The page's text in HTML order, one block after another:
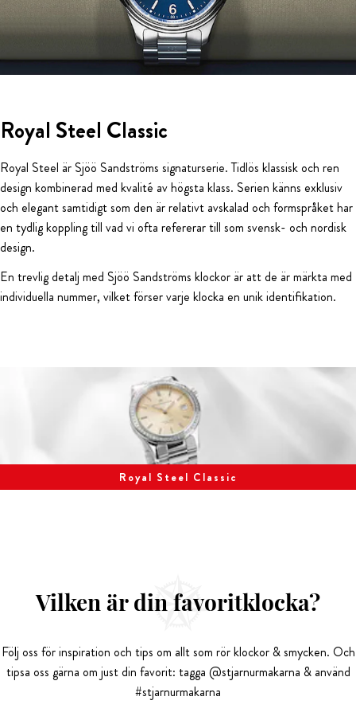
Royal Steel Classic
Royal Steel är Sjöö Sandströms signaturserie. Tidlös klassisk och ren
design kombinerad med kvalité av högsta klass. Serien känns exklusiv
och elegant samtidigt som den är relativt avskalad och formspråket har
en tydlig koppling till vad vi ofta refererar till som svensk- och nordisk
design.
En trevlig detalj med Sjöö Sandströms klockor är att de är märkta med
individuella nummer, vilket förser varje klocka en unik identifikation.
Royal Steel Classic
Vilken är din favoritklocka?
Följ oss för inspiration och tips om allt som rör klockor & smycken. Och
tipsa oss gärna om just din favorit: tagga @stjarnurmakarna & använd
#stjarnurmakarna